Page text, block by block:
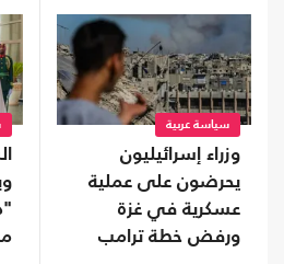
سياسة عربية
وزراء إسرائيليون
يحرضون على عملية
عسكرية في غزة
ورفض خطة ترامب